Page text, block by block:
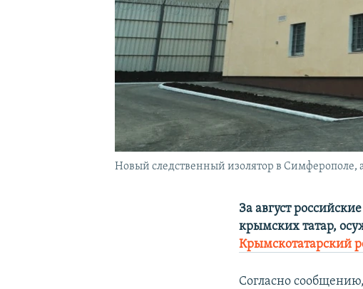
Новый следственный изолятор в Симферополе,
За август
крымских татар,
Крымскотатарский
Согласно